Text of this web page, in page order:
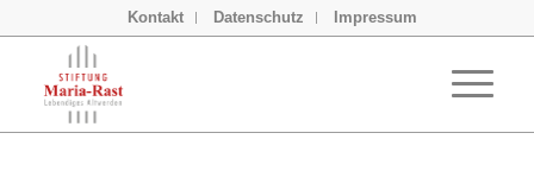
Kontakt Datenschutz Impressum